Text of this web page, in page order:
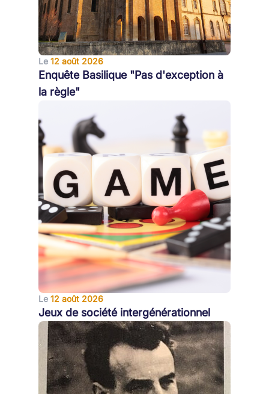
Le 12 août 2026
Enquête Basilique "Pas d'exception à
la règle"
Le 12 août 2026
Jeux de société intergénérationnel